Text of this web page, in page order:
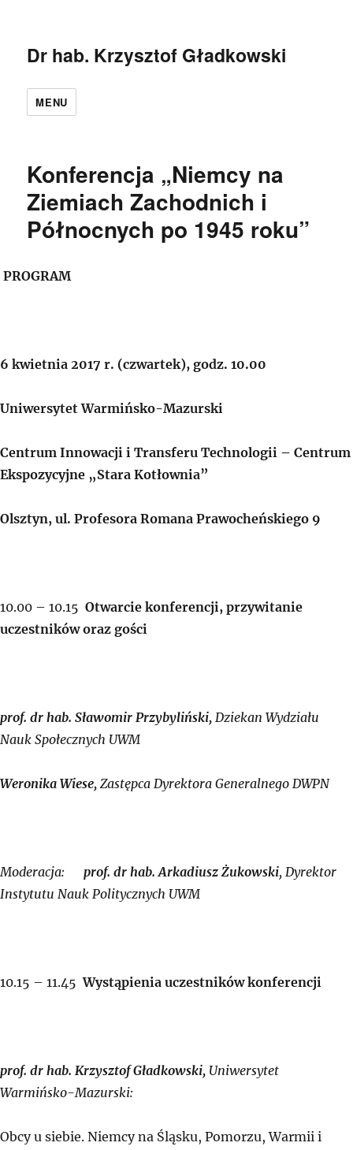
Dr hab. Krzysztof Gładkowski
MENU
Konferencja „Niemcy na
Ziemiach Zachodnich i
Północnych po 1945 roku”
PROGRAM
6 kwietnia 2017 r. (czwartek), godz. 10.00
Uniwersytet Warmińsko-Mazurski
Centrum Innowacji i Transferu Technologii – Centrum
Ekspozycyjne „Stara Kotłownia”
Olsztyn, ul. Profesora Romana Prawocheńskiego 9
10.00 – 10.15 Otwarcie konferencji, przywitanie
uczestników oraz gości
prof. dr hab. Sławomir Przybyliński, Dziekan Wydziału
Nauk Społecznych UWM
Weronika Wiese, Zastępca Dyrektora Generalnego DWPN
Moderacja: prof. dr hab. Arkadiusz Żukowski, Dyrektor
Instytutu Nauk Politycznych UWM
10.15 – 11.45Wystąpienia uczestników konferencji
prof. dr hab. Krzysztof Gładkowski, Uniwersytet
Warmińsko-Mazurski:
Obcy u siebie. Niemcy na Śląsku, Pomorzu, Warmii i